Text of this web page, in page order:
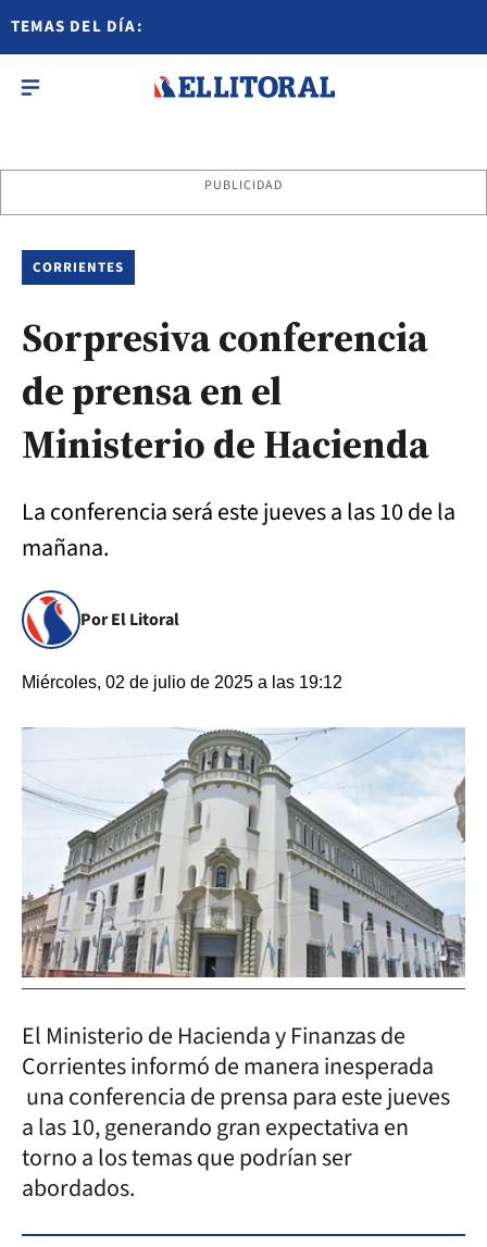
TEMAS DEL DÍA:
PUBLICIDAD
CORRIENTES
Sorpresiva conferencia
de prensa en el
Ministerio de Hacienda
La conferencia será este jueves a las 10 de la
mañana.
Por El Litoral
Miércoles, 02 de julio de 2025 a las 19:12
El Ministerio de Hacienda y Finanzas de
Corrientes informó de manera inesperada
una conferencia de prensa para este jueves
a las 10, generando gran expectativa en
torno a los temas que podrían ser
abordados.